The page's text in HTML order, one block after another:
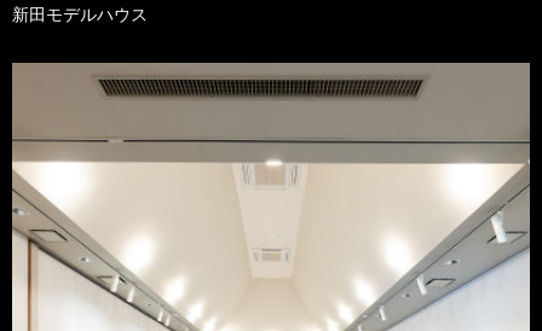
新田モデルハウス